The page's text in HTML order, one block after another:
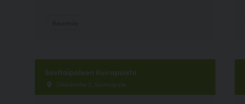
Savitaipaleen Koirapuisto
Olkkolantie 2, Savitaipale